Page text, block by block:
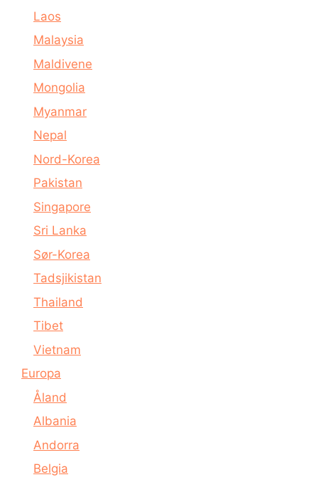
Laos
Malaysia
Maldivene
Mongolia
Myanmar
Nepal
Nord-Korea
Pakistan
Singapore
Sri Lanka
Sør-Korea
Tadsjikistan
Thailand
Tibet
Vietnam
Europa
Åland
Albania
Andorra
Belgia